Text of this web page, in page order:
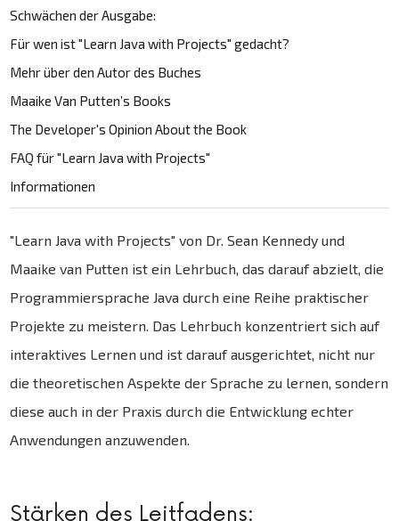
"Learn Java with Projects" von Dr. Sean Kennedy und
Maaike van Putten ist ein Lehrbuch, das darauf abzielt, die
Programmiersprache Java durch eine Reihe praktischer
Projekte zu meistern. Das Lehrbuch konzentriert sich auf
interaktives Lernen und ist darauf ausgerichtet, nicht nur
die theoretischen Aspekte der Sprache zu lernen, sondern
diese auch in der Praxis durch die Entwicklung echter
Anwendungen anzuwenden.
Stärken des Leitfadens:
Schwächen der Ausgabe:
Für wen ist "Learn Java with Projects" gedacht?
Mehr über den Autor des Buches
Maaike Van Putten’s Books
The Developer's Opinion About the Book
FAQ für "Learn Java with Projects"
Informationen